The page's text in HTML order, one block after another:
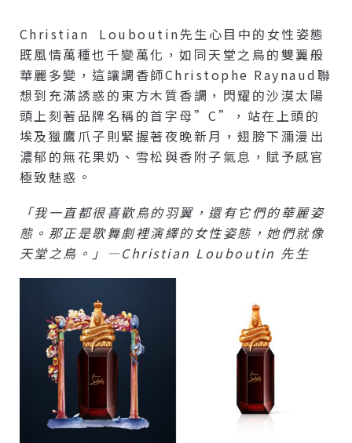
Christian Louboutin先生心目中的女性姿態
既風情萬種也千變萬化，如同天堂之鳥的雙翼般
華麗多變，這讓調香師Christophe Raynaud聯
想到充滿誘惑的東方木質香調，閃耀的沙漠太陽
頭上刻著品牌名稱的首字母”C”，站在上頭的
埃及獵鷹爪子則緊握著夜晚新月，翅膀下瀰漫出
濃郁的無花果奶、雪松與香附子氣息，賦予感官
極致魅惑。
「我一直都很喜歡鳥的羽翼，還有它們的華麗姿
態。那正是歌舞劇裡演繹的女性姿態，她們就像
天堂之鳥。」—Christian Louboutin 先生